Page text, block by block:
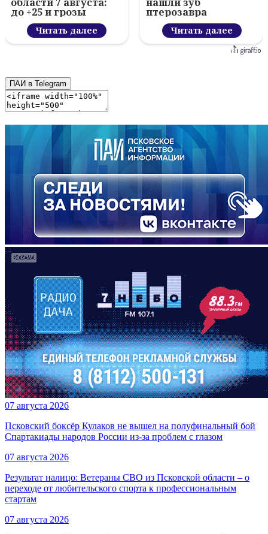
области 7 августа:
до +25 и грозы
Читать далее
нашли зуб
птерозавра
Читать далее
ПАИ в Telegram
07 августа 2026
Псковский боксёр Кулаков не вышел на полуфинальный бой
Спартакиады народов России из-за проблем с глазом
07 августа 2026
Результат налицо: Ветераны СВО из Псковской области – о
переходе от любительского спорта к профессиональным
стартам
07 августа 2026